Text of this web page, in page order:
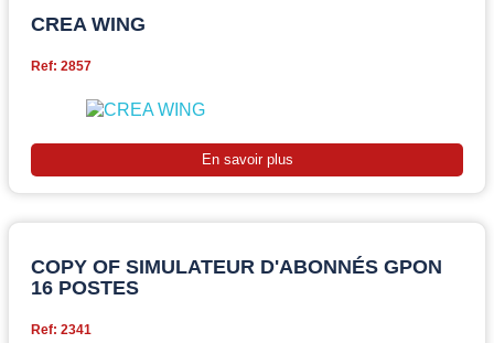
CREA WING
Ref: 2857
En savoir plus
COPY OF SIMULATEUR D'ABONNÉS GPON
16 POSTES
Ref: 2341